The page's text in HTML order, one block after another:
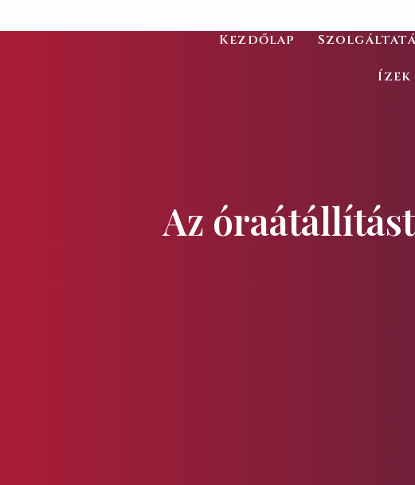
Kezdőlap
Ízek
Az